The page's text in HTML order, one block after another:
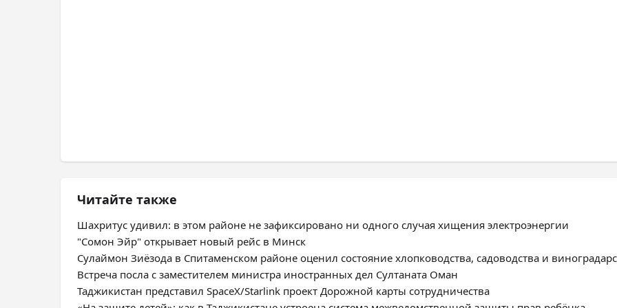
Читайте также
Шахритус удивил: в этом районе не зафиксировано ни одного случая хищения электроэнергии
"Сомон Эйр" открывает новый рейс в Минск
Сулаймон Зиёзода в Спитаменском районе оценил состояние хлопководства, садоводства и
Встреча посла с заместителем министра иностранных дел Султаната Оман
Таджикистан представил SpaceX/Starlink проект Дорожной карты сотрудничества